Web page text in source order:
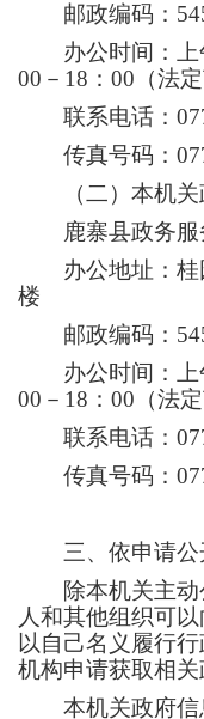
邮政编码：
办公时间：上
00－18 ： 00 （法
联系电话：
传真号码：
（二）本机
鹿寨县政务
办公地址：桂
楼
邮政编码：
办公时间：上
00－18 ： 00 （法
联系电话：
传真号码：
三、依申请
除本机关主
人和其他组织可
以自己名义履行
机构申请获取相关
本机关政府